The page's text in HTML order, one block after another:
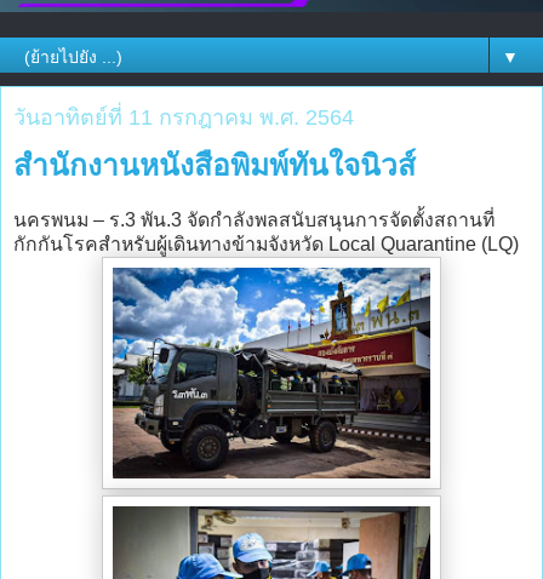
▼
วันอาทิตย์ที่ 11 กรกฎาคม พ.ศ. 2564
สำนักงานหนังสือพิมพ์ทันใจนิวส์
นครพนม – ร.3 พัน.3 จัดกำลังพลสนับสนุนการจัดตั้งสถานที่
กักกันโรคสำหรับผู้เดินทางข้ามจังหวัด Local Quarantine (LQ)